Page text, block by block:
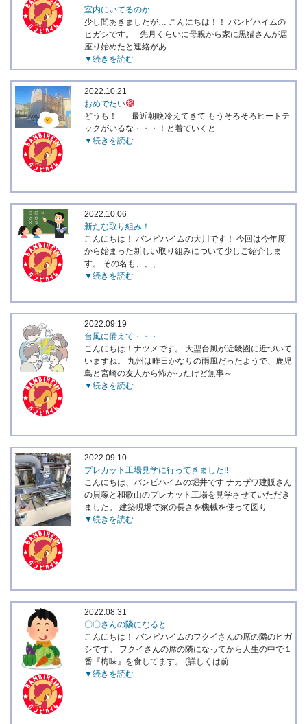
室内にいてるのか…
少し間あきましたが… こんにちは！！ バンビハイムの
ヒガシです。 先月くらいに母親から家に黒猫さんが居
座り始めたと連絡があ
▼続きを読む
2022.10.21
おめでたい
どうも！ 最近朝晩冷えてきて もうそろそろヒートテ
ックがいるな・・・！と着ていくと
▼続きを読む
2022.10.06
新たな取り組み！
こんにちは！ バンビハイムの大川です！ 今回は今年度
から始まった新しい取り組みについて少しご紹介しま
す。 その名も、、、
▼続きを読む
2022.09.19
台風に備えて・・・
こんにちは！ナツメです。 大型台風が近畿圏に近づいて
いますね。 九州は昨日かなりの雨風だったようで、鹿児
島と宮崎の友人から怖かったけど無事～
▼続きを読む
2022.09.10
プレカット工場見学に行ってきました!!
こんにちは、バンビハイムの堀井です ナカザワ建販さん
の貝塚と和歌山のプレカット工場を見学させていただき
ました。 建築現場で家の長さを機械を使って図り
▼続きを読む
2022.08.31
〇〇さんの隣になると…
こんにちは！ バンビハイムのフクイさんの席の隣のヒガ
シです。 フクイさんの席の隣になってから人生の中で１
番『梅味』を食してます。 (詳しくは前
▼続きを読む